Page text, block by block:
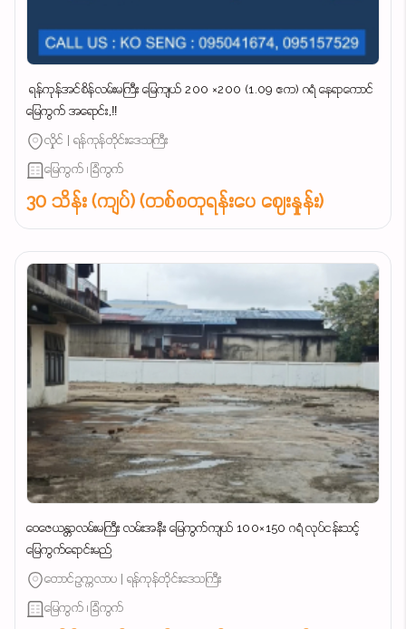
‌ ရန်ကုန်အင်စိန်လမ်းမကြီး မြေကျယ် 200 ×200 (1.09 ဧက) ဂရံ နေရာကောင်
မြေကွက် အရောင်း,‼️
လှိုင် | ရန်ကုန်တိုင်းဒေသကြီး
မြေကွက် ၊ ခြံကွက်
30 သိန်း (ကျပ်) (တစ်စတုရန်းပေ ဈေးနှုန်း)
ဝေဇေယန္တာလမ်းမကြီး လမ်းအနီး မြေကွက်ကျယ် 100×150 ဂရံ လုပ်ငန်းသင့်
မြေကွက်ရောင်းမည်
တောင်ဥက္ကလာပ | ရန်ကုန်တိုင်းဒေသကြီး
မြေကွက် ၊ ခြံကွက်